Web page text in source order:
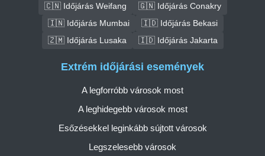
🇨🇳 Időjárás Weifang
🇬🇳 Időjárás Conakry
🇮🇳 Időjárás Mumbai
🇮🇩 Időjárás Bekasi
🇿🇲 Időjárás Lusaka
🇮🇩 Időjárás Jakarta
Extrém időjárási események
A legforróbb városok most
A leghidegebb városok most
Esőzésekkel leginkább sújtott városok
Legszelesebb városok